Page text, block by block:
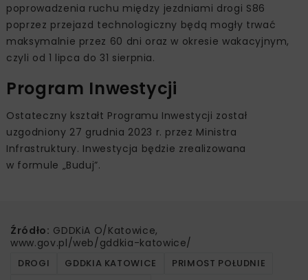
poprowadzenia ruchu między jezdniami drogi S86
poprzez przejazd technologiczny będą mogły trwać
maksymalnie przez 60 dni oraz w okresie wakacyjnym,
czyli od 1 lipca do 31 sierpnia.
Program Inwestycji
Ostateczny kształt Programu Inwestycji został
uzgodniony 27 grudnia 2023 r. przez Ministra
Infrastruktury. Inwestycja będzie zrealizowana
w formule „Buduj”.
Źródło: GDDKiA O/Katowice,
www.gov.pl/web/gddkia-katowice/
DROGI GDDKIA KATOWICE
PRIMOST POŁUDNIE